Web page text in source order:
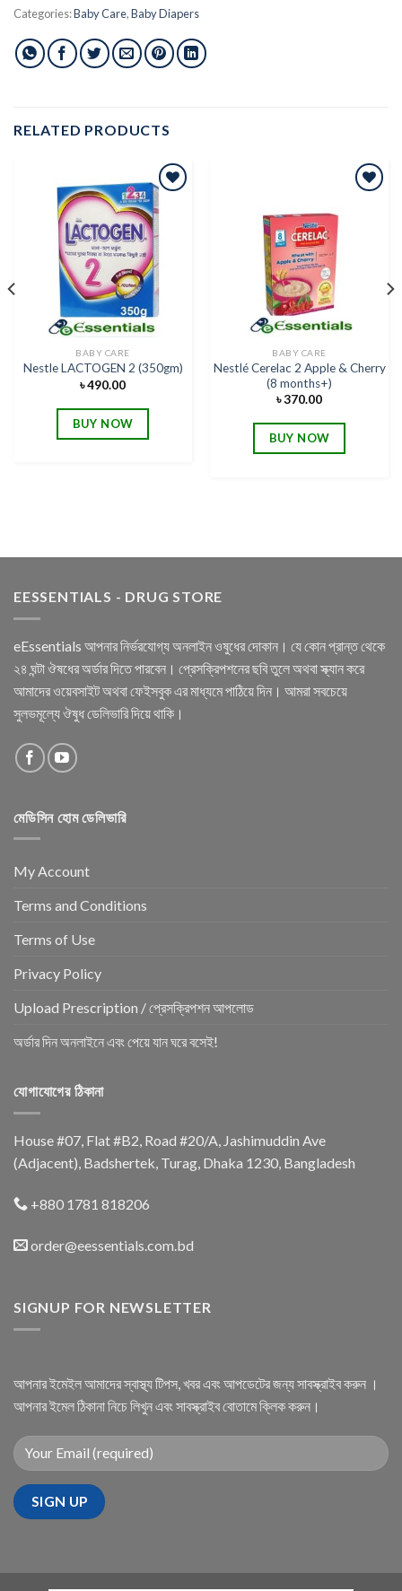
Categories:Baby Care,Baby Diapers
RELATED PRODUCTS
Add to
wishlist
BABY CARE
Nestle LACTOGEN 2 (350gm)
৳490.00
BUY NOW
BABY CARE
Nestlé Cerelac 2 Apple & Cherry
(8 months+)
৳370.00
BUY NOW
EESSENTIALS - DRUG STORE
eEssentials আপনার নির্ভরযোগ্য অনলাইন ওষুধের দোকান। যে কোন প্রান্ত থেকে
২৪ ঘন্টা ঔষধের অর্ডার দিতে পারবেন। প্রেসক্রিপশনের ছবি তুলে অথবা স্ক্যান করে
আমাদের ওয়েবসাইট অথবা ফেইসবুক এর মাধ্যমে পাঠিয়ে দিন। আমরা সবচেয়ে
সুলভমূল্যে ঔষুধ ডেলিভারি দিয়ে থাকি।
মেডিসিন হোম ডেলিভারি
My Account
Terms and Conditions
Terms of Use
Privacy Policy
Upload Prescription / প্রেসক্রিপশন আপলোড
অর্ডার দিন অনলাইনে এবং পেয়ে যান ঘরে বসেই!
যোগাযোগের ঠিকানা
House #07, Flat #B2, Road #20/A, Jashimuddin Ave
(Adjacent), Badshertek, Turag, Dhaka 1230, Bangladesh
+880 1781 818206
order@eessentials.com.bd
SIGNUP FOR NEWSLETTER
আপনার ইমেইল আমাদের স্বাস্থ্য টিপস, খবর এবং আপডেটের জন্য সাবস্ক্রাইব করুন ।
আপনার ইমেল ঠিকানা নিচে লিখুন এবং সাবস্ক্রাইব বোতামে ক্লিক করুন।